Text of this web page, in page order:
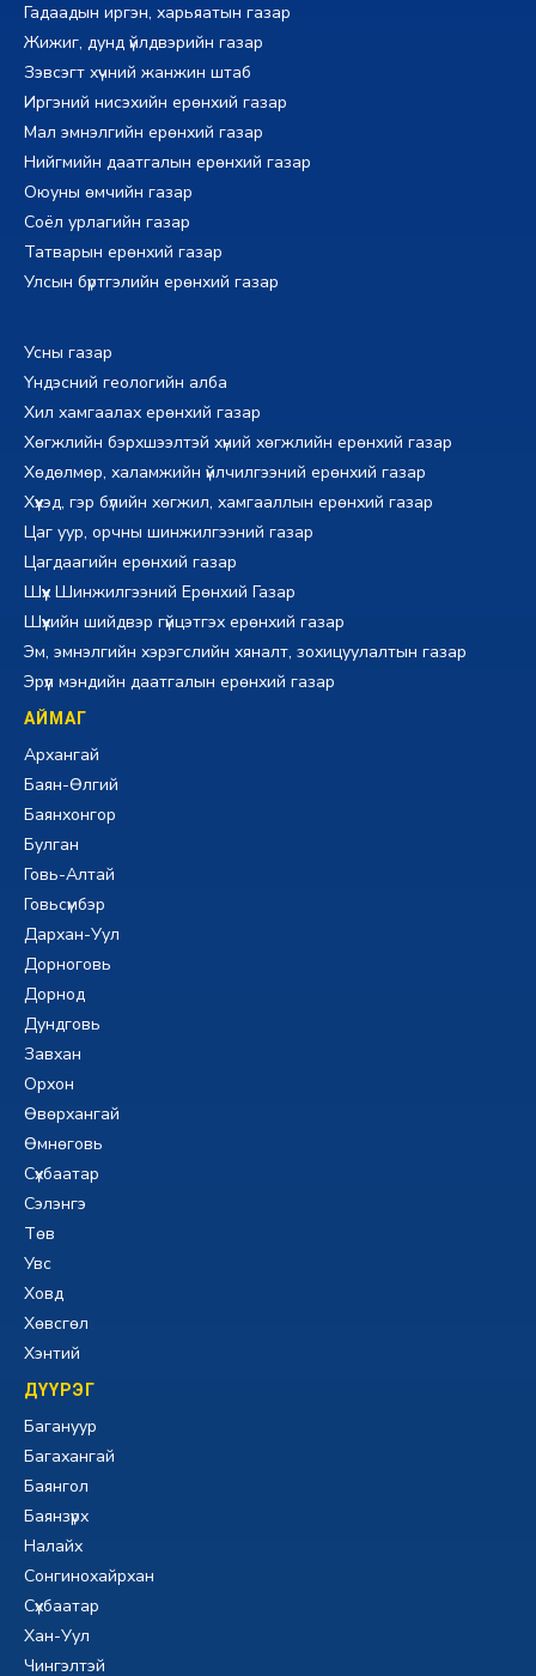
Гадаадын иргэн, харьяатын газар
Жижиг, дунд үйлдвэрийн газар
Зэвсэгт хүчний жанжин штаб
Иргэний нисэхийн ерөнхий газар
Мал эмнэлгийн ерөнхий газар
Нийгмийн даатгалын ерөнхий газар
Оюуны өмчийн газар
Соёл урлагийн газар
Татварын ерөнхий газар
Улсын бүртгэлийн ерөнхий газар
Усны газар
Үндэсний геологийн алба
Хил хамгаалах ерөнхий газар
Хөгжлийн бэрхшээлтэй хүний хөгжлийн ерөнхий газар
Хөдөлмөр, халамжийн үйлчилгээний ерөнхий газар
Хүүхэд, гэр бүлийн хөгжил, хамгааллын ерөнхий газар
Цаг уур, орчны шинжилгээний газар
Цагдаагийн ерөнхий газар
Шүүх Шинжилгээний Ерөнхий Газар
Шүүхийн шийдвэр гүйцэтгэх ерөнхий газар
Эм, эмнэлгийн хэрэгслийн хяналт, зохицуулалтын газар
Эрүүл мэндийн даатгалын ерөнхий газар
АЙМАГ
Архангай
Баян-Өлгий
Баянхонгор
Булган
Говь-Алтай
Говьсүмбэр
Дархан-Уул
Дорноговь
Дорнод
Дундговь
Завхан
Орхон
Өвөрхангай
Өмнөговь
Сүхбаатар
Сэлэнгэ
Төв
Увс
Ховд
Хөвсгөл
Хэнтий
ДҮҮРЭГ
Багануур
Багахангай
Баянгол
Баянзүрх
Налайх
Сонгинохайрхан
Сүхбаатар
Хан-Уул
Чингэлтэй